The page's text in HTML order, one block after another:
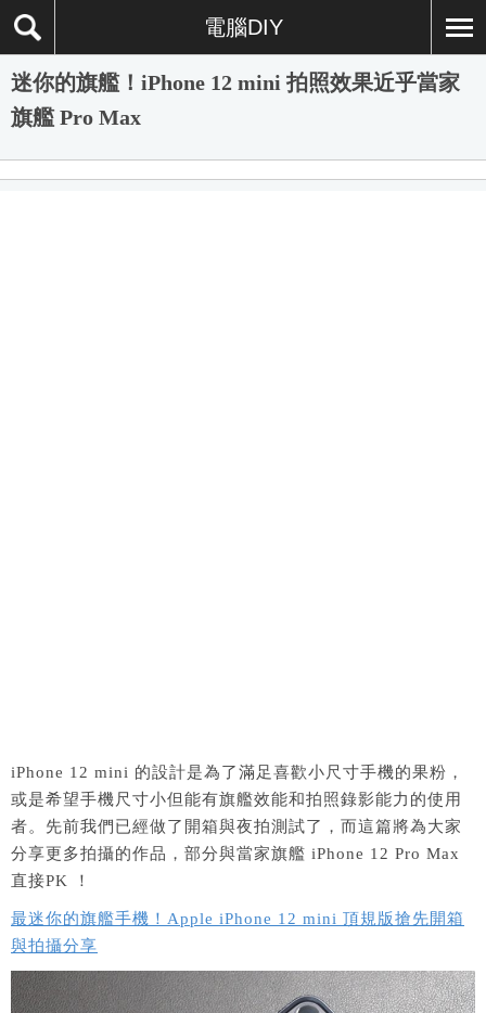
電腦DIY
迷你的旗艦！iPhone 12 mini 拍照效果近乎當家
旗艦 Pro Max
iPhone 12 mini 的設計是為了滿足喜歡小尺寸手機的果粉，
或是希望手機尺寸小但能有旗艦效能和拍照錄影能力的使用
者。先前我們已經做了開箱與夜拍測試了，而這篇將為大家
分享更多拍攝的作品，部分與當家旗艦 iPhone 12 Pro Max
直接PK ！
最迷你的旗艦手機！Apple iPhone 12 mini 頂規版搶先開箱
與拍攝分享